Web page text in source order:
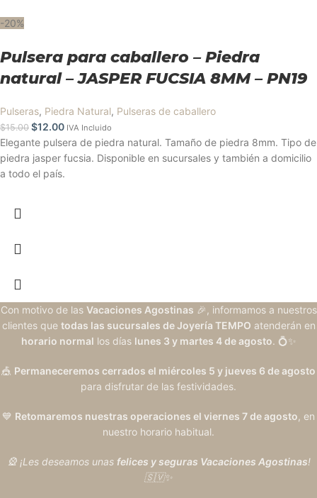
-20%
Pulsera para caballero – Piedra
natural – JASPER FUCSIA 8MM – PN19
Pulseras, Piedra Natural, Pulseras de caballero
$15.00 $12.00 IVA Incluido
Elegante pulsera de piedra natural. Tamaño de piedra 8mm. Tipo de
piedra jasper fucsia. Disponible en sucursales y también a domicilio
a todo el país.
Con motivo de las Vacaciones Agostinas 🎉, informamos a nuestros
clientes que todas las sucursales de Joyería TEMPO atenderán en
horario normal los días lunes 3 y martes 4 de agosto. 💍✨
🎪 Permaneceremos cerrados el miércoles 5 y jueves 6 de agosto
para disfrutar de las festividades.
💙 Retomaremos nuestras operaciones el viernes 7 de agosto, en
nuestro horario habitual.
🎡 ¡Les deseamos unas felices y seguras Vacaciones Agostinas!
🇸🇻✨